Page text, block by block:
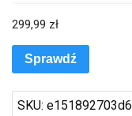
299,99 zł
Sprawdź
SKU: e151892703d6